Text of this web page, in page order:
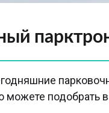
подобрать